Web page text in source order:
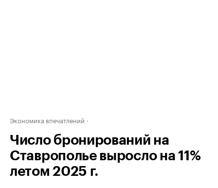
Экономика впечатлений
Число бронирований на
Ставрополье выросло на 11%
летом 2025 г.